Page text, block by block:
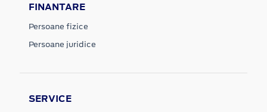
FINANTARE
Persoane fizice
Persoane juridice
SERVICE